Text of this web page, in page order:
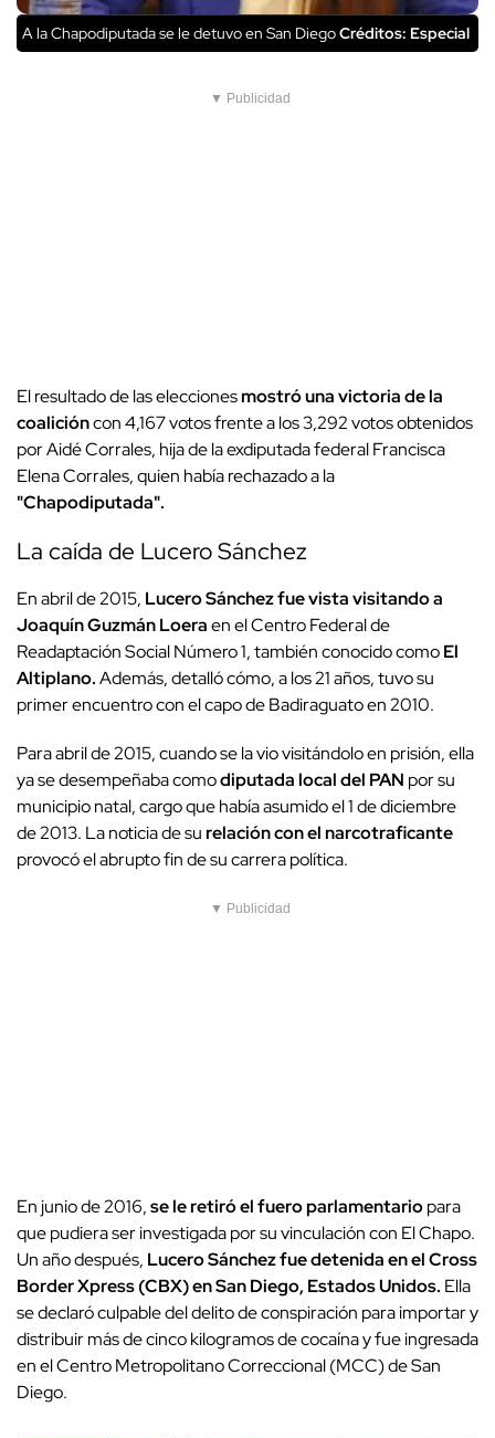
A la Chapodiputada se le detuvo en San DiegoCréditos: Especial
▼ Publicidad
El resultado de las eleccionesmostró una victoria de la
coalicióncon 4,167 votos frente a los 3,292 votos obtenidos
por Aidé Corrales, hija de la exdiputada federal Francisca
Elena Corrales, quien había rechazado a la
"Chapodiputada".
La caída de Lucero Sánchez
En abril de 2015, Lucero Sánchez fue vista visitando a
Joaquín Guzmán Loeraen el Centro Federal de
Readaptación Social Número 1, también conocido comoEl
Altiplano.Además, detalló cómo, a los 21 años, tuvo su
primer encuentro con el capo de Badiraguato en 2010.
Para abril de 2015, cuando se la vio visitándolo en prisión, ella
ya se desempeñaba comodiputada local del PAN por su
municipio natal, cargo que había asumido el 1 de diciembre
de 2013. La noticia de surelación con el narcotraficante
provocó el abrupto fin de su carrera política.
▼ Publicidad
En junio de 2016,se le retiró el fuero parlamentariopara
que pudiera ser investigada por su vinculación con El Chapo.
Un año después, Lucero Sánchez fue detenida en el Cross
Border Xpress (CBX) en San Diego, Estados Unidos. Ella
se declaró culpable del delito de conspiración para importar y
distribuir más de cinco kilogramos de cocaína y fue ingresada
en el Centro Metropolitano Correccional (MCC) de San
Diego.